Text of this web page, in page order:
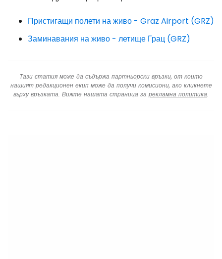
Пристигащи полети на живо - Graz Airport (GRZ)
Заминавания на живо - летище Грац (GRZ)
Тази статия може да съдържа партньорски връзки, от които
нашият редакционен екип може да получи комисиони, ако кликнете
върху връзката. Вижте нашата страница за рекламна политика.